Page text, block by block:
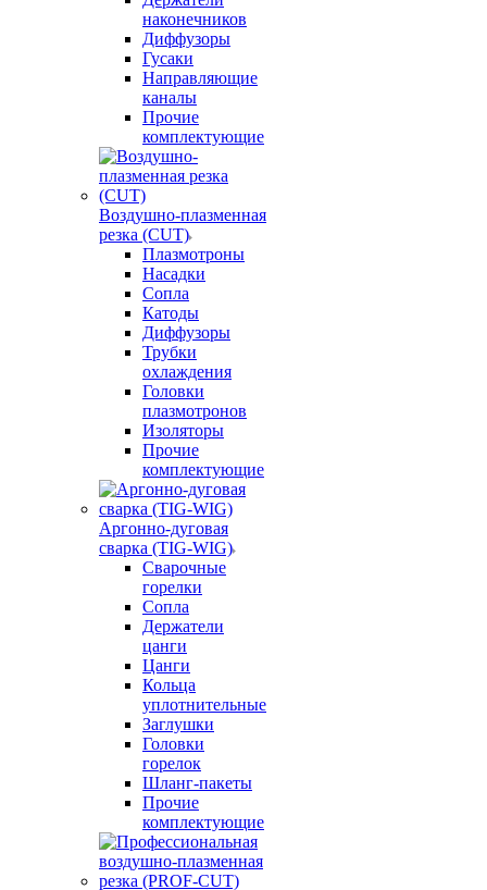
наконечников
Диффузоры
Гусаки
Направляющие
каналы
Прочие
комплектующие
Воздушно-плазменная
резка (CUT)
Плазмотроны
Насадки
Сопла
Катоды
Диффузоры
Трубки
охлаждения
Головки
плазмотронов
Изоляторы
Прочие
комплектующие
Аргонно-дуговая
сварка (TIG-WIG)
Сварочные
горелки
Сопла
Держатели
цанги
Цанги
Кольца
уплотнительные
Заглушки
Головки
горелок
Шланг-пакеты
Прочие
комплектующие